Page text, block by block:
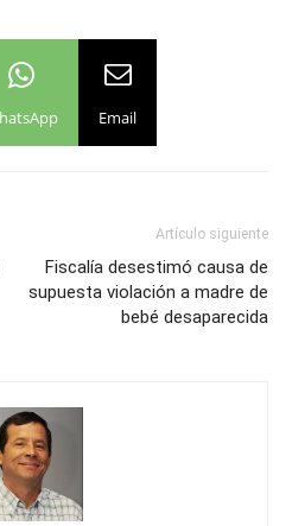
Email
Artículo siguiente
Fiscalía desestimó causa de
supuesta violación a madre de
bebé desaparecida